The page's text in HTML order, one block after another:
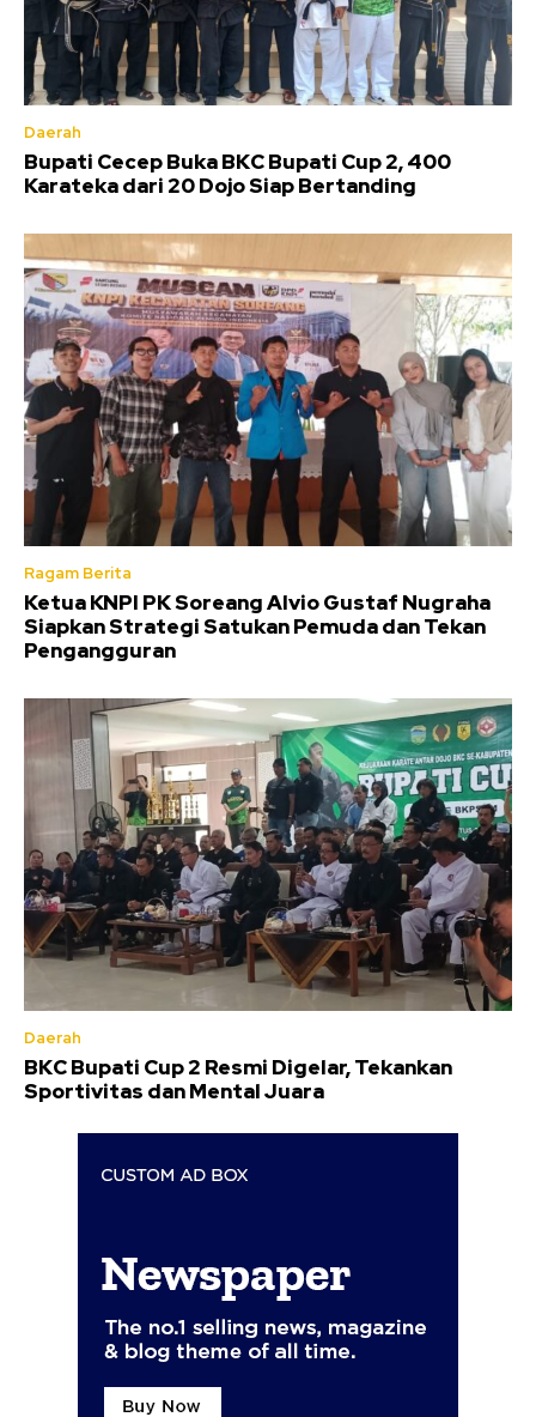
Daerah
Bupati Cecep Buka BKC Bupati Cup 2, 400
Karateka dari 20 Dojo Siap Bertanding
Ragam Berita
Ketua KNPI PK Soreang Alvio Gustaf Nugraha
Siapkan Strategi Satukan Pemuda dan Tekan
Pengangguran
Daerah
BKC Bupati Cup 2 Resmi Digelar, Tekankan
Sportivitas dan Mental Juara